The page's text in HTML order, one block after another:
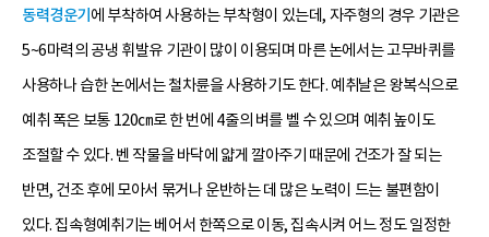
동력경운기 에 부착하여 사용하는 부착형이 있는데, 자주형의 경우 기관은
5~6마력의 공냉 휘발유 기관이 많이 이용되며 마른 논에서는 고무바퀴를
사용하나 습한 논에서는 철차륜을 사용하기도 한다. 예취날은 왕복식으로
예취 폭은 보통 120㎝로 한 번에 4줄의 벼를 벨 수 있으며 예취 높이도
조절할 수 있다. 벤 작물을 바닥에 얇게 깔아주기 때문에 건조가 잘 되는
반면, 건조 후에 모아서 묶거나 운반하는 데 많은 노력이 드는 불편함이
있다. 집속형예취기는 베어서 한쪽으로 이동, 집속시켜 어느 정도 일정한